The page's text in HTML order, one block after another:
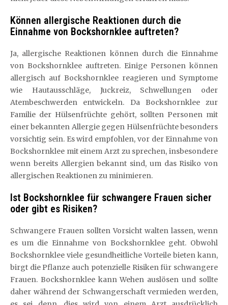
Können allergische Reaktionen durch die
Einnahme von Bockshornklee auftreten?
Ja, allergische Reaktionen können durch die Einnahme
von Bockshornklee auftreten. Einige Personen können
allergisch auf Bockshornklee reagieren und Symptome
wie Hautausschläge, Juckreiz, Schwellungen oder
Atembeschwerden entwickeln. Da Bockshornklee zur
Familie der Hülsenfrüchte gehört, sollten Personen mit
einer bekannten Allergie gegen Hülsenfrüchte besonders
vorsichtig sein. Es wird empfohlen, vor der Einnahme von
Bockshornklee mit einem Arzt zu sprechen, insbesondere
wenn bereits Allergien bekannt sind, um das Risiko von
allergischen Reaktionen zu minimieren.
Ist Bockshornklee für schwangere Frauen sicher
oder gibt es Risiken?
Schwangere Frauen sollten Vorsicht walten lassen, wenn
es um die Einnahme von Bockshornklee geht. Obwohl
Bockshornklee viele gesundheitliche Vorteile bieten kann,
birgt die Pflanze auch potenzielle Risiken für schwangere
Frauen. Bockshornklee kann Wehen auslösen und sollte
daher während der Schwangerschaft vermieden werden,